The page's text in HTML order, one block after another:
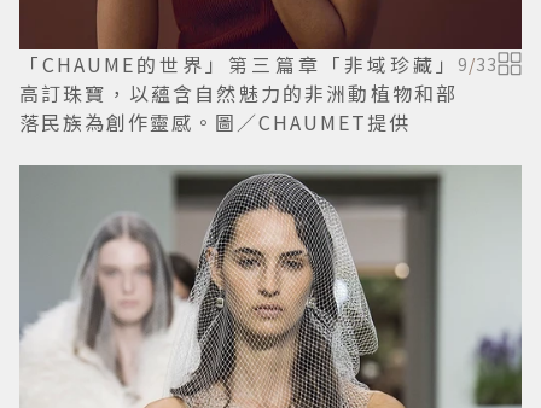
「CHAUME的世界」第三篇章「非域珍藏」
高訂珠寶，以蘊含自然魅力的非洲動植物和部
落民族為創作靈感。圖／CHAUMET提供
9/33